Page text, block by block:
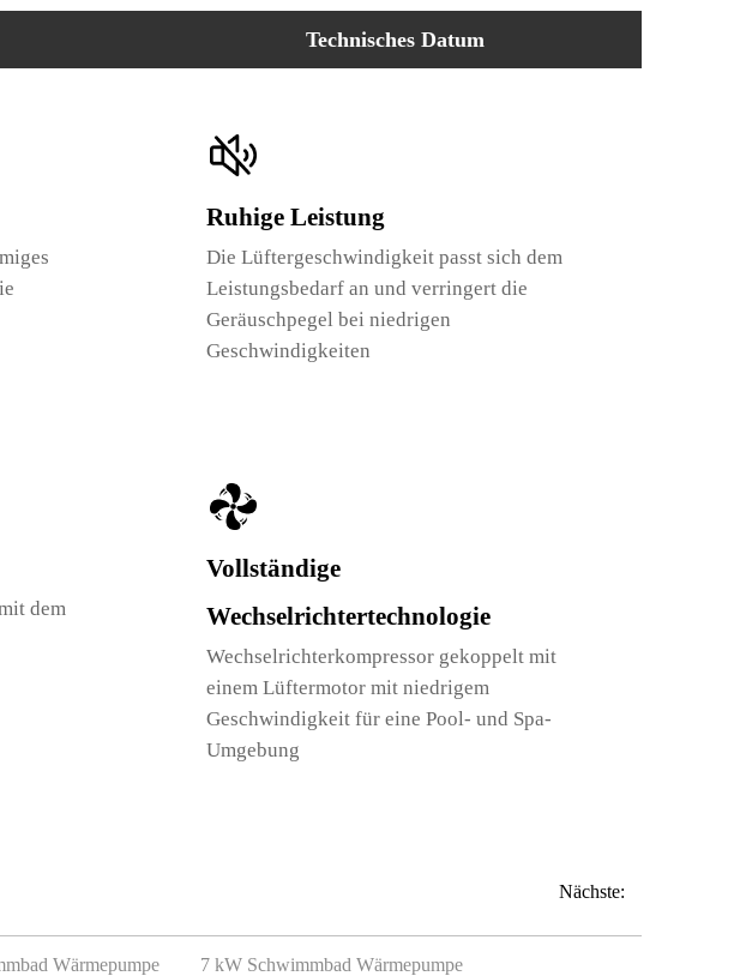
Technisches Datum
Ruhige Leistung
Die Lüftergeschwindigkeit passt sich dem
Leistungsbedarf an und verringert die
Geräuschpegel bei niedrigen
Geschwindigkeiten
dem
Vollständige
Wechselrichtertechnologie
Wechselrichterkompressor gekoppelt mit
einem Lüftermotor mit niedrigem
Geschwindigkeit für eine Pool- und Spa-
Umgebung
Nächste:
Wärmepumpe
7 kW Schwimmbad Wärmepumpe